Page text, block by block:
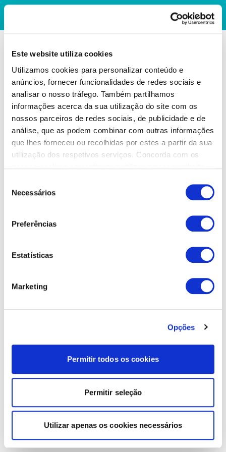
Este website utiliza cookies
Utilizamos cookies para personalizar conteúdo e
anúncios, fornecer funcionalidades de redes sociais e
analisar o nosso tráfego. Também partilhamos
informações acerca da sua utilização do site com os
nossos parceiros de redes sociais, de publicidade e de
análise, que as podem combinar com outras informações
que lhes forneceu ou recolhidas por estes a partir da sua
utilização dos respetivos serviços. Concorda com os
Necessários
Preferências
Estatísticas
Marketing
Opções
Permitir todos os cookies
Permitir seleção
Utilizar apenas os cookies necessários